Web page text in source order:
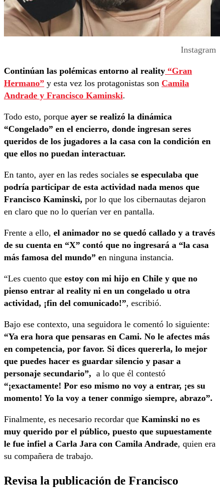
Instagram
Continúan las polémicas entorno al reality “Gran
Hermano” y esta vez los protagonistas son Camila
Andrade y Francisco Kaminski.
Todo esto, porque ayer se realizó la dinámica
“Congelado” en el encierro, donde ingresan seres
queridos de los jugadores a la casa con la condición en
que ellos no puedan interactuar.
En tanto, ayer en las redes sociales se especulaba que
podría participar de esta actividad nada menos que
Francisco Kaminski, por lo que los cibernautas dejaron
en claro que no lo querían ver en pantalla.
Frente a ello, el animador no se quedó callado y a través
de su cuenta en “X” contó que no ingresará a “la casa
más famosa del mundo” en ninguna instancia.
“Les cuento que estoy con mi hijo en Chile y que no
pienso entrar al reality ni en un congelado u otra
actividad, ¡fin del comunicado!”, escribió.
Bajo ese contexto, una seguidora le comentó lo siguiente:
“Ya era hora que pensaras en Cami. No le afectes más
en competencia, por favor. Si dices quererla, lo mejor
que puedes hacer es guardar silencio y pasar a
personaje secundario”, a lo que él contestó
“¡exactamente! Por eso mismo no voy a entrar, ¡es su
momento! Yo la voy a tener conmigo siempre, abrazo”.
Finalmente, es necesario recordar que Kaminski no es
muy querido por el público, puesto que supuestamente
le fue infiel a Carla Jara con Camila Andrade, quien era
su compañera de trabajo.
Revisa la publicación de Francisco